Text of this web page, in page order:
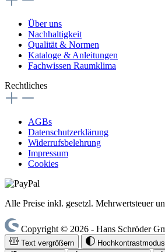
Über uns
Nachhaltigkeit
Qualität & Normen
Kataloge & Anleitungen
Fachwissen Raumklima
Rechtliches
AGBs
Datenschutzerklärung
Widerrufsbelehrung
Impressum
Cookies
Alle Preise inkl. gesetzl. Mehrwertsteuer
Copyright © 2026 - Hans Schröder
Text vergrößern Hochkontrastmodus